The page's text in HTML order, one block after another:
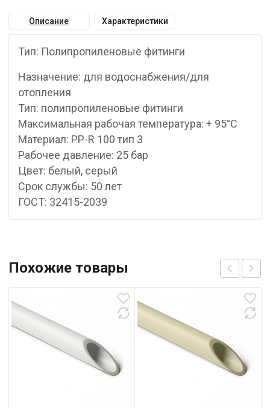
Описание Характеристики
Тип: Полипропиленовые фитинги
Назначение: для водоснабжения/для
отопления
Тип: полипропиленовые фитинги
Максимальная рабочая температура: + 95°С
Материал: PP-R 100 тип 3
Рабочее давление: 25 бар
Цвет: белый, серый
Срок службы: 50 лет
ГОСТ: 32415-2039
Похожие товары